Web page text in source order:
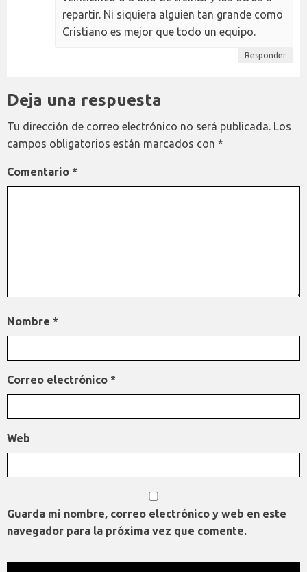
repartir. Ni siquiera alguien tan grande como
Cristiano es mejor que todo un equipo.
Responder
Deja una respuesta
Tu dirección de correo electrónico no será publicada. Los
campos obligatorios están marcados con *
Comentario *
Nombre *
Correo electrónico *
Web
Guarda mi nombre, correo electrónico y web en este
navegador para la próxima vez que comente.